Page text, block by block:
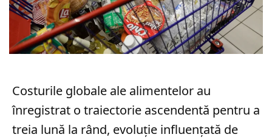
Costurile globale ale alimentelor au
înregistrat o traiectorie ascendentă pentru a
treia lună la rând, evoluție influențată de